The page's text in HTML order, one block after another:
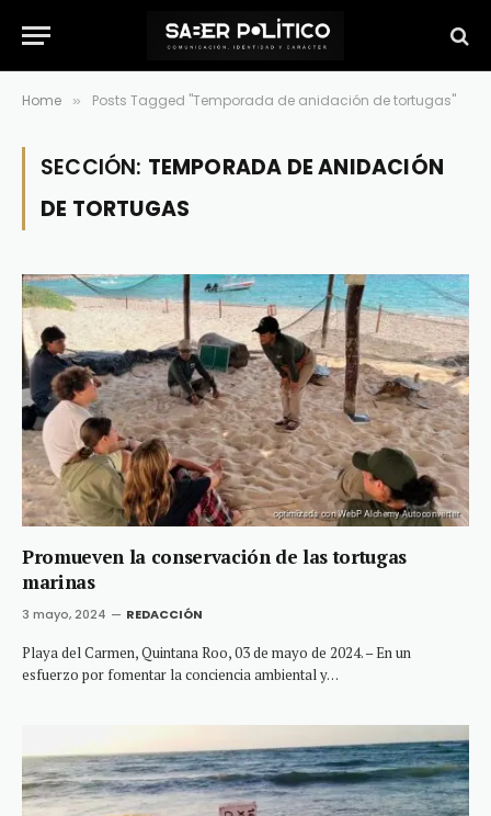
Home » Posts Tagged "Temporada de anidación de tortugas"
SECCIÓN: TEMPORADA DE ANIDACIÓN
DE TORTUGAS
Promueven la conservación de las tortugas
marinas
3 mayo, 2024 REDACCIÓN
Playa del Carmen, Quintana Roo, 03 de mayo de 2024. – En un
esfuerzo por fomentar la conciencia ambiental y…